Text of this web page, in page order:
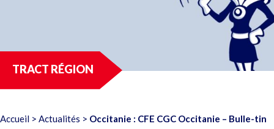
TRACT RÉGION
Accueil > Actualités > Occitanie : CFE CGC Occitanie – Bulle-tin